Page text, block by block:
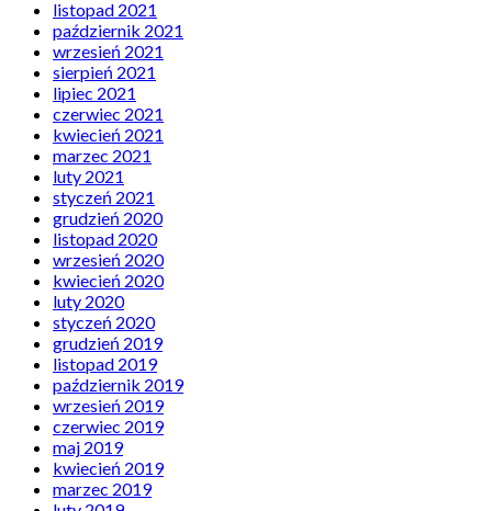
listopad 2021
październik 2021
wrzesień 2021
sierpień 2021
lipiec 2021
czerwiec 2021
kwiecień 2021
marzec 2021
luty 2021
styczeń 2021
grudzień 2020
listopad 2020
wrzesień 2020
kwiecień 2020
luty 2020
styczeń 2020
grudzień 2019
listopad 2019
październik 2019
wrzesień 2019
czerwiec 2019
maj 2019
kwiecień 2019
marzec 2019